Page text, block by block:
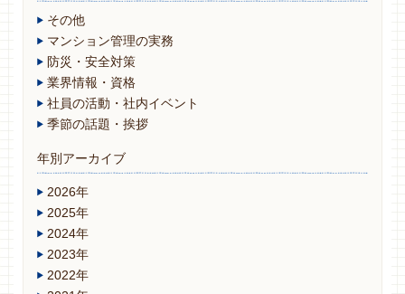
その他
マンション管理の実務
防災・安全対策
業界情報・資格
社員の活動・社内イベント
季節の話題・挨拶
年別アーカイブ
2026年
2025年
2024年
2023年
2022年